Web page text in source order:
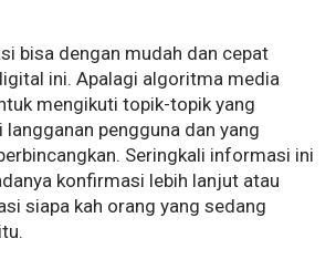
bisa dengan mudah dan cepat
ini. Apalagi algoritma media
mengikuti topik-topik yang
pengguna dan yang
Seringkali informasi ini
konfirmasi lebih lanjut atau
siapa kah orang yang sedang